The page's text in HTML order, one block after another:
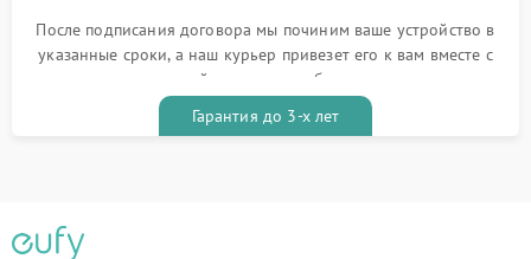
После подписания договора мы починим ваше устройство в
указанные сроки, а наш курьер привезет его к вам вместе с
гарантийным талоном бесплатно
Гарантия до 3-х лет